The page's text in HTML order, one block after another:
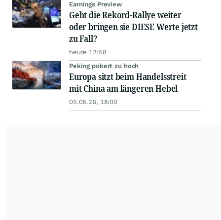
Earnings Preview
Geht die Rekord-Rallye weiter
oder bringen sie DIESE Werte jetzt
zu Fall?
heute 12:58
Peking pokert zu hoch
Europa sitzt beim Handelsstreit
mit China am längeren Hebel
05.08.26, 18:00